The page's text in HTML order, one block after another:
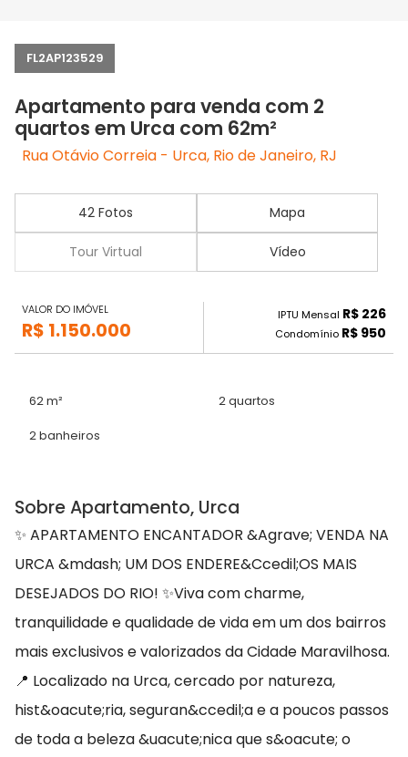
FL2AP123529
Apartamento para venda com 2
quartos em Urca com 62m²
Rua Otávio Correia - Urca, Rio de Janeiro, RJ
42 Fotos Mapa
Tour Virtual Vídeo
VALOR DO IMÓVEL
R$ 1.150.000
IPTU Mensal R$ 226
Condomínio R$ 950
62 m² 2 quartos
2 banheiros
Sobre Apartamento, Urca
✨ APARTAMENTO ENCANTADOR &Agrave; VENDA NA
URCA &mdash; UM DOS ENDERE&Ccedil;OS MAIS
DESEJADOS DO RIO! ✨Viva com charme,
tranquilidade e qualidade de vida em um dos bairros
mais exclusivos e valorizados da Cidade Maravilhosa.
📍 Localizado na Urca, cercado por natureza,
hist&oacute;ria, seguran&ccedil;a e a poucos passos
de toda a beleza &uacute;nica que s&oacute; o